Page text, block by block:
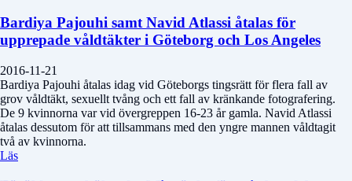
Bardiya Pajouhi samt Navid Atlassi åtalas för
upprepade våldtäkter i Göteborg och Los Angeles
2016-11-21
Bardiya Pajouhi åtalas idag vid Göteborgs tingsrätt för flera fall av
grov våldtäkt, sexuellt tvång och ett fall av kränkande fotografering.
De 9 kvinnorna var vid övergreppen 16-23 år gamla. Navid Atlassi
åtalas dessutom för att tillsammans med den yngre mannen våldtagit
två av kvinnorna.
Läs